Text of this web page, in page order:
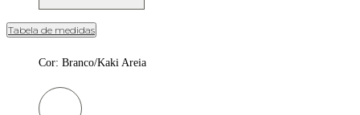
Tabela de medidas
Cor: Branco/Kaki Areia
Cor: Branco/Kaki Areia